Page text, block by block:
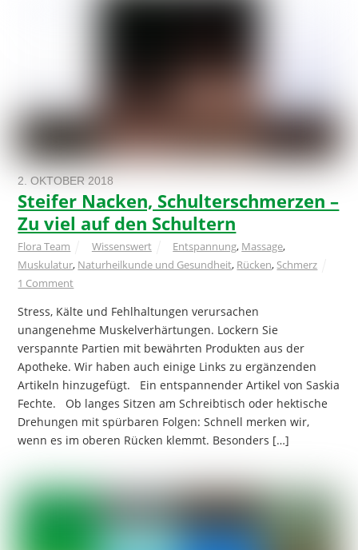
2. OKTOBER 2018
Steifer Nacken, Schulterschmerzen –
Zu viel auf den Schultern
Flora Team Wissenswert Entspannung, Massage,
Muskulatur, Naturheilkunde und Gesundheit, Rücken, Schmerz
1 Comment
Stress, Kälte und Fehlhaltungen verursachen
unangenehme Muskelverhärtungen. Lockern Sie
verspannte Partien mit bewährten Produkten aus der
Apotheke. Wir haben auch einige Links zu ergänzenden
Artikeln hinzugefügt. Ein entspannender Artikel von Saskia
Fechte. Ob langes Sitzen am Schreibtisch oder hektische
Drehungen mit spürbaren Folgen: Schnell merken wir,
wenn es im oberen Rücken klemmt. Besonders […]